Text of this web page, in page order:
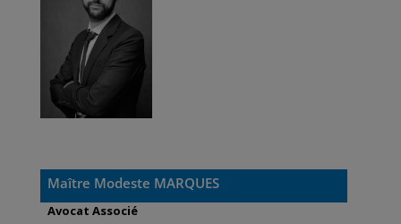
Maître Modeste MARQUES
Avocat Associé